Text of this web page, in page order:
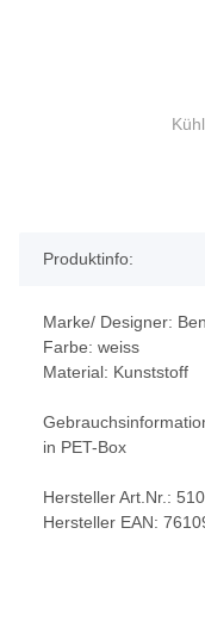
Produktinfo:
Marke/ Designer:
Farbe: weiss
Material: Kunststoff
in PET-Box
Hersteller Art.Nr.:
Hersteller EAN: